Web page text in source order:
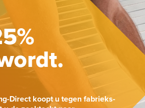
Direct koopt u tegen fabrieks-